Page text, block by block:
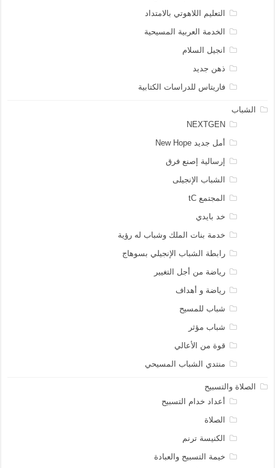
التعليم اللاهوتي بالامتداد
الخدمة العربية المسيحية
انجيل السلام
ذهن جديد
فاريتاس للدراسات الكتابية
الشباب
NEXTGEN
أمل جديد New Hope
إرسالية إصنع فرق
الشباب الإنجيلى
المجتمع tC
خد بايدي
خدمة بنات الملك وشباب له رؤية
رابطة الشباب الإنجيلي بسوهاج
رياضة من أجل التغيير
رياضة و أهداف
شباب للمسيح
شباب مؤثر
قوة من الأعالي
منتدي الشباب المسيحي
الصلاة والتسبيح
أعداد خدام التسبيح
الصلاة
الكنيسة ترنم
خيمة التسبيح والعبادة